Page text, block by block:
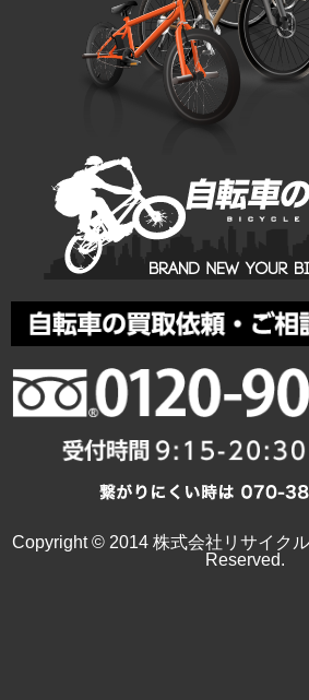
Copyright © 2014 株式会社リサイク
Reserved.